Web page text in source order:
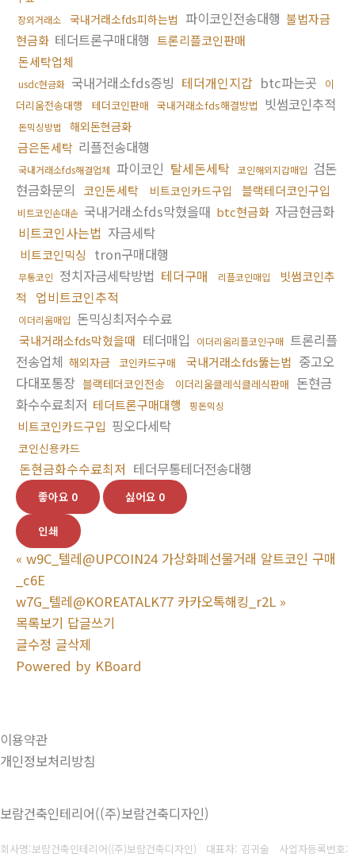
장외거래소 국내거래소fds피하는법 파이코인전송대행 불법자금
현금화 테더트론구매대행 트론리플코인판매
돈세탁업체
usdc현금화 국내거래소fds증빙 테더개인지갑 btc파는곳
이
더리움전송대행
테더코인판매 국내거래소fds해결방법 빗썸코인추적
돈믹싱방법 해외돈현금화
금은돈세탁 리플전송대행
국내거래소fds해결업체 파이코인 탈세돈세탁 코인해외지갑매입 검돈
현금화문의
코인돈세탁 비트코인카드구입 블랙테더코인구입
비트코인손대손 국내거래소fds막혔을때 btc현금화 자금현금화
비트코인사는법 자금세탁
비트코인믹싱 tron구매대행
무통코인 정치자금세탁방법 테더구매 리플코인매입
빗썸코인추
적
업비트코인추적
이더리움매입 돈믹싱최저수수료
국내거래소fds막혔을때 테더매입 이더리움리플코인구매 트론리플
전송업체 해외자금 코인카드구매 국내거래소fds뚫는법 중고오
다대포통장 블랙테더코인전송 이더리움클레식클레식판매 돈현금
화수수료최저 테더트론구매대행 핑돈믹싱
비트코인카드구입 핑오다세탁
코인신용카드
돈현금화수수료최저 테더무통테더전송대행
좋아요 0 싫어요 0
인쇄
« w9C_텔레@UPCOIN24 가상화폐선물거래 알트코인 구매
_c6E
w7G_텔레@KOREATALK77 카카오톡해킹_r2L »
목록보기 답글쓰기
글수정 글삭제
Powered by KBoard
이용약관
개인정보처리방침
보람건축인테리어((주)보람건축디자인)
회사명:보람건축인테리어((주)보람건축디자인) 대표자: 김귀술 사업자등록번호: